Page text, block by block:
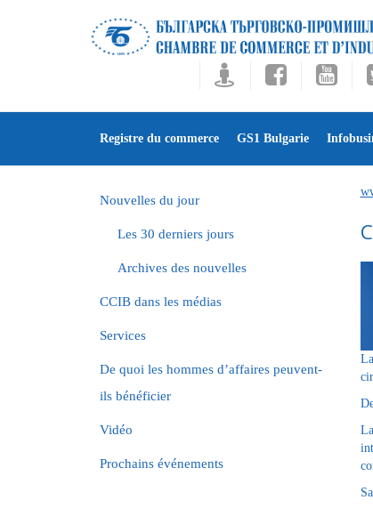
Registre du commerce GS1 Bulgarie
Nouvelles du jour
Les 30 derniers jours
Archives des nouvelles
CCIB dans les médias
Services
De quoi les hommes d’affaires peuvent-
ils bénéficier
Vidéo
Prochains événements